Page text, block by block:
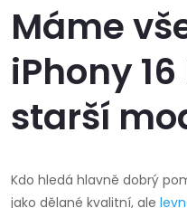
v
l
á
d
a
Máme
iPhony 16
starší
Kdo hledá hlavně dobrý
jako dělané kvalitní, ale